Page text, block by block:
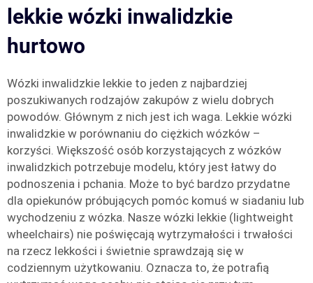
lekkie wózki inwalidzkie
hurtowo
Wózki inwalidzkie lekkie to jeden z najbardziej
poszukiwanych rodzajów zakupów z wielu dobrych
powodów. Głównym z nich jest ich waga. Lekkie wózki
inwalidzkie w porównaniu do ciężkich wózków –
korzyści. Większość osób korzystających z wózków
inwalidzkich potrzebuje modelu, który jest łatwy do
podnoszenia i pchania. Może to być bardzo przydatne
dla opiekunów próbujących pomóc komuś w siadaniu lub
wychodzeniu z wózka. Nasze wózki lekkie (lightweight
wheelchairs) nie poświęcają wytrzymałości i trwałości
na rzecz lekkości i świetnie sprawdzają się w
codziennym użytkowaniu. Oznacza to, że potrafią